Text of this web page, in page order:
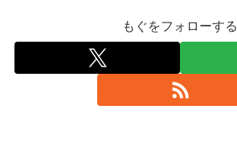
もぐをフォローする